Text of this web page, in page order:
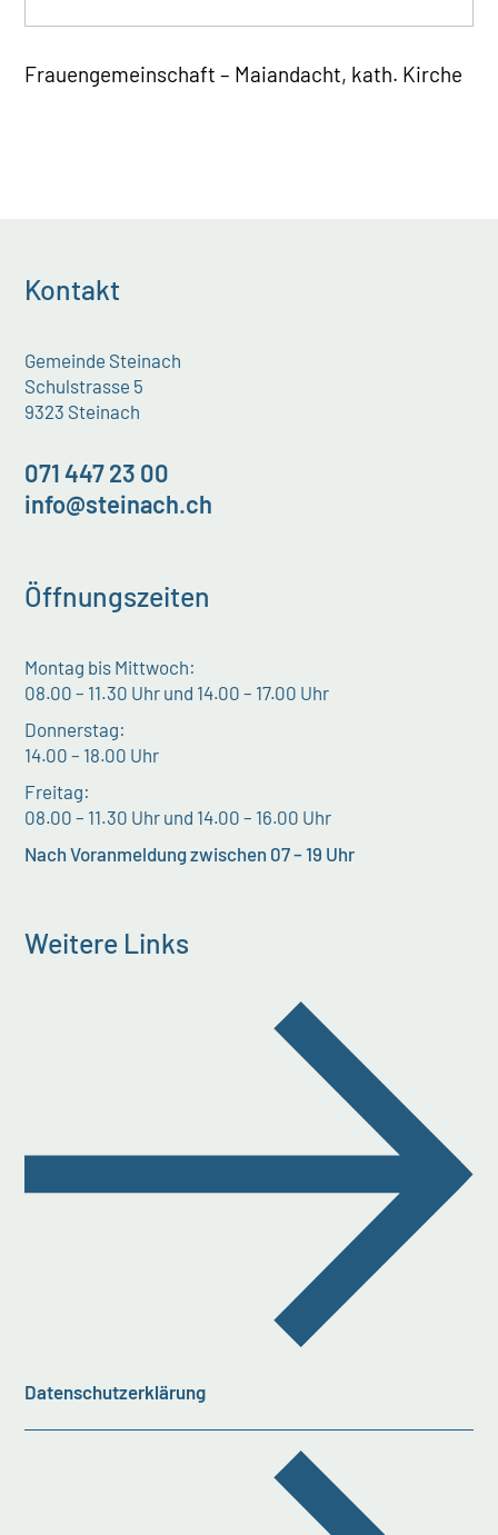
Frauengemeinschaft – Maiandacht, kath. Kirche
Kontakt
Gemeinde Steinach
Schulstrasse 5
9323 Steinach
071 447 23 00
info@steinach.ch
Öffnungszeiten
Montag bis Mittwoch:
08.00 – 11.30 Uhr und 14.00 – 17.00 Uhr
Donnerstag:
14.00 – 18.00 Uhr
Freitag:
08.00 – 11.30 Uhr und 14.00 – 16.00 Uhr
Nach Voranmeldung zwischen 07 – 19 Uhr
Weitere Links
Datenschutzerklärung